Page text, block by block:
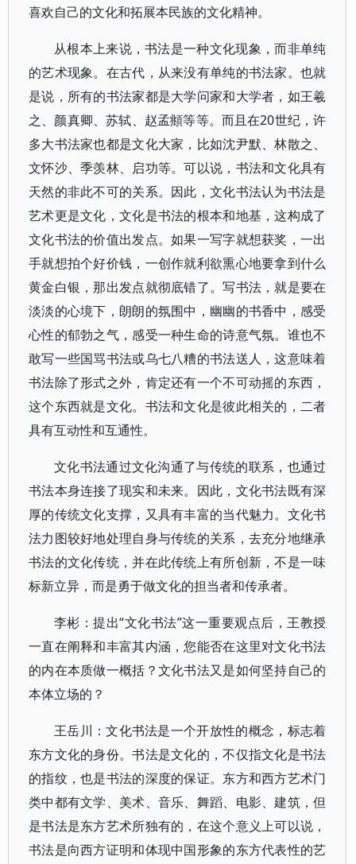
喜欢自己的文化和拓展本民族的文化精神。
从根本上来说，书法是一种文化现象，而非单纯
的艺术现象。在古代，从来没有单纯的书法家。也就
是说，所有的书法家都是大学问家和大学者，如王羲
之、颜真卿、苏轼、赵孟頫等等。而且在20世纪，许
多大书法家也都是文化大家，比如沈尹默、林散之、
文怀沙、季羡林、启功等。可以说，书法和文化具有
天然的非此不可的关系。因此，文化书法认为书法是
艺术更是文化，文化是书法的根本和地基，这构成了
文化书法的价值出发点。如果一写字就想获奖，一出
手就想拍个好价钱，一创作就利欲熏心地要拿到什么
黄金白银，那出发点就彻底错了。写书法，就是要在
淡淡的心境下，朗朗的氛围中，幽幽的书香中，感受
心性的郁勃之气，感受一种生命的诗意气氛。谁也不
敢写一些国骂书法或乌七八糟的书法送人，这意味着
书法除了形式之外，肯定还有一个不可动摇的东西，
这个东西就是文化。书法和文化是彼此相关的，二者
具有互动性和互通性。
文化书法通过文化沟通了与传统的联系，也通过
书法本身连接了现实和未来。因此，文化书法既有深
厚的传统文化支撑，又具有丰富的当代魅力。文化书
法力图较好地处理自身与传统的关系，去充分地继承
书法的文化传统，并在此传统上有所创新，不是一味
标新立异，而是勇于做文化的担当者和传承者。
李彬：提出“文化书法”这一重要观点后，王教授
一直在阐释和丰富其内涵，您能否在这里对文化书法
的内在本质做一概括？文化书法又是如何坚持自己的
本体立场的？
王岳川：文化书法是一个开放性的概念，标志着
东方文化的身份。书法是文化的，不仅指文化是书法
的指纹，也是书法的深度的保证。东方和西方艺术门
类中都有文学、美术、音乐、舞蹈、电影、建筑，但
是书法是东方艺术所独有的，在这个意义上可以说，
书法是向西方证明和体现中国形象的东方代表性的艺